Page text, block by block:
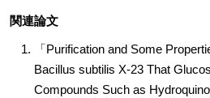
関連論文
「Purification and Some
Bacillus subtilis X-23 That
Compounds Such as